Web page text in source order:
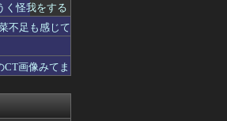
く怪我をする
不足も感じて
画像みてま